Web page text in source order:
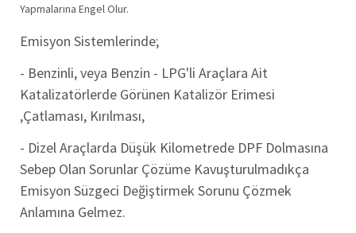
Yapmalarına Engel Olur.
Emisyon Sistemlerinde;
- Benzinli, veya Benzin - LPG'li Araçlara Ait
Katalizatörlerde Görünen Katalizör Erimesi
,Çatlaması, Kırılması,
- Dizel Araçlarda Düşük Kilometrede DPF Dolmasına
Sebep Olan Sorunlar Çözüme Kavuşturulmadıkça
Emisyon Süzgeci Değiştirmek Sorunu Çözmek
Anlamına Gelmez.